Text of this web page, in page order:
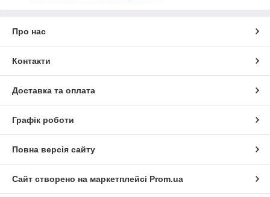
Про нас
Контакти
Доставка та оплата
Графік роботи
Повна версія сайту
Сайт створено на маркетплейсі Prom.ua